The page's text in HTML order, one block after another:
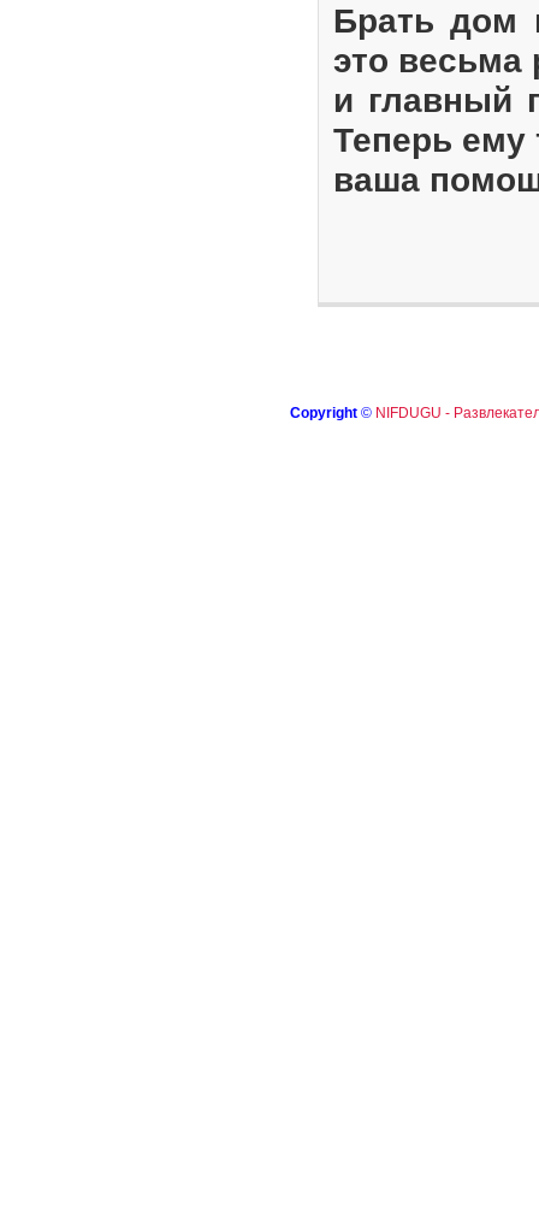
Брать дом
это весьма
и главный
Теперь ему
ваша
Copyright © NIFDUGU -